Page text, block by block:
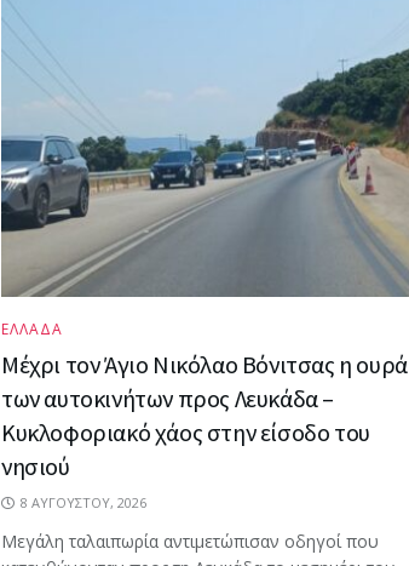
ΕΛΛΑΔΑ
Mέχρι τον Άγιο Νικόλαο Βόνιτσας η ουρά
των αυτοκινήτων προς Λευκάδα –
Κυκλοφοριακό χάος στην είσοδο του
νησιού
8 ΑΥΓΟΎΣΤΟΥ, 2026
Μεγάλη ταλαιπωρία αντιμετώπισαν οδηγοί που